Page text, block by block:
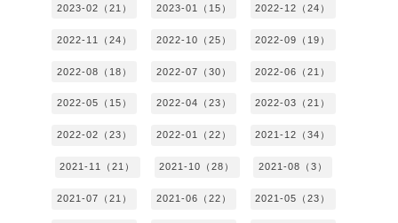
2023-02（21） 2023-01（15） 2022-12（24）
2022-11（24） 2022-10（25） 2022-09（19）
2022-08（18） 2022-07（30） 2022-06（21）
2022-05（15） 2022-04（23） 2022-03（21）
2022-02（23） 2022-01（22） 2021-12（34）
2021-11（21） 2021-10（28） 2021-08（3）
2021-07（21） 2021-06（22） 2021-05（23）